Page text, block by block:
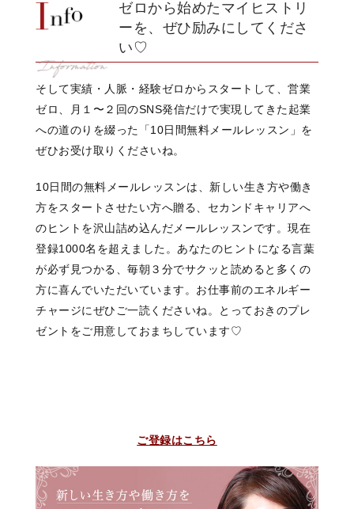
ゼロから始めたマイヒストリ
ーを、ぜひ励みにしてくださ
い♡
そして実績・人脈・経験ゼロからスタートして、営業
ゼロ、月１〜２回のSNS発信だけで実現してきた起業
への道のりを綴った「10日間無料メールレッスン」を
ぜひお受け取りくださいね。
10日間の無料メールレッスンは、新しい生き方や働き
方をスタートさせたい方へ贈る、セカンドキャリアへ
のヒントを沢山詰め込んだメールレッスンです。現在
登録1000名を超えました。あなたのヒントになる言葉
が必ず見つかる、毎朝３分でサクッと読めると多くの
方に喜んでいただいています。お仕事前のエネルギー
チャージにぜひご一読くださいね。とっておきのプレ
ゼントをご用意しておまちしています♡
ご登録はこちら